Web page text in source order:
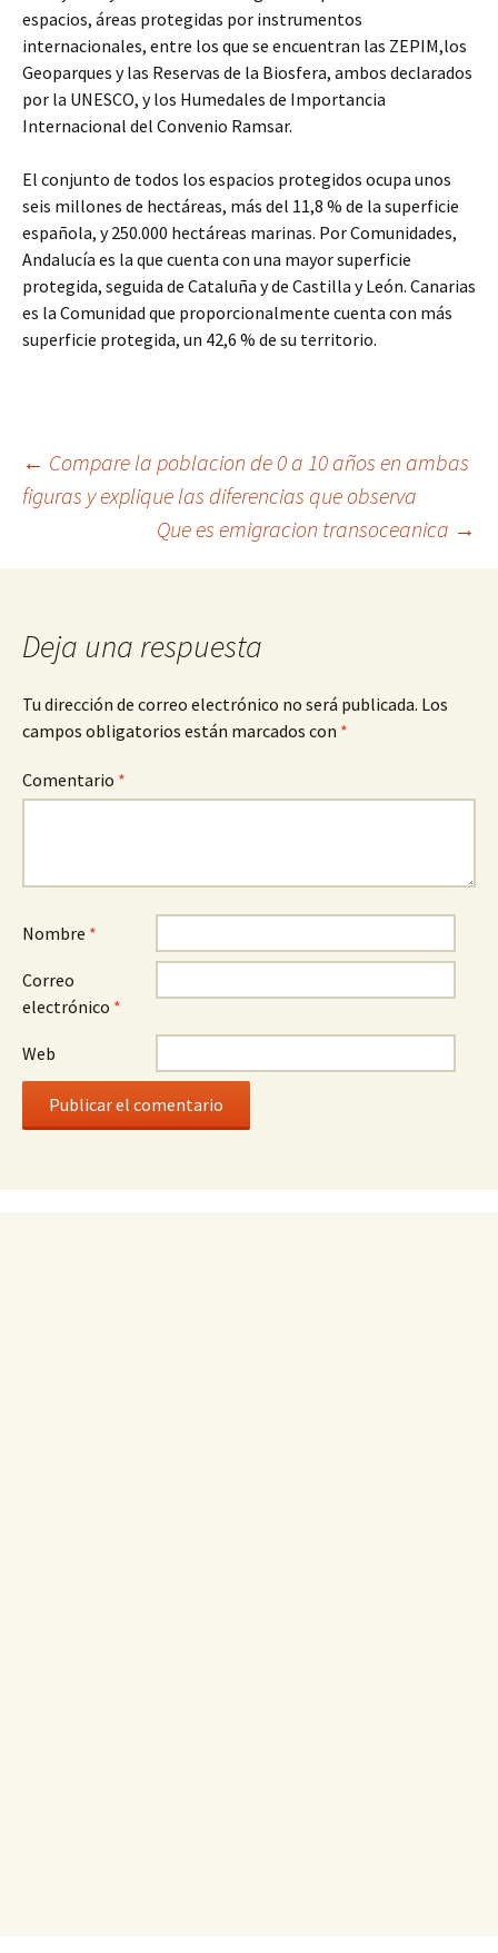
espacios, áreas protegidas por instrumentos
internacionales, entre los que se encuentran las ZEPIM,los
Geoparques y las Reservas de la Biosfera, ambos declarados
por la UNESCO, y los Humedales de Importancia
Internacional del Convenio Ramsar.
El conjunto de todos los espacios protegidos ocupa unos
seis millones de hectáreas, más del 11,8 % de la superficie
española, y 250.000 hectáreas marinas. Por Comunidades,
Andalucía es la que cuenta con una mayor superficie
protegida, seguida de Cataluña y de Castilla y León. Canarias
es la Comunidad que proporcionalmente cuenta con más
superficie protegida, un 42,6 % de su territorio.
Navegación
← Compare la poblacion de 0 a 10 años en ambas
figuras y explique las diferencias que observa
Que es emigracion transoceanica →
Deja una respuesta
Tu dirección de correo electrónico no será publicada. Los
campos obligatorios están marcados con *
Comentario *
Nombre *
Correo
electrónico *
Web